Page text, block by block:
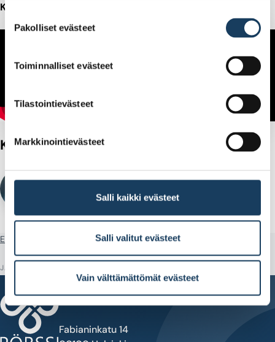
valinta
Pakolliset evästeet
Toiminnalliset evästeet
Tilastointievästeet
Markkinointievästeet
Salli kaikki evästeet
Salli valitut evästeet
Vain välttämättömät evästeet
Katso Pörssivartti
Kirjoittajat
Etusivu Härkämarkkinan peukalosääntö
JAA
Fabianinkatu 14